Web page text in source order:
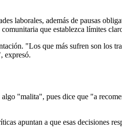
laborales, además de pausas
que establezca límites
"Los que más sufren son los
expresó.
"malita", pues dice que "a
apuntan a que esas decisiones